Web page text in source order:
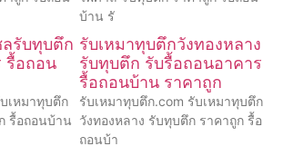
บ้าน รั
รับทุบตึก
รื้อถอน
เหมาทุบตึก
รื้อถอนบ้าน
รับเหมาทุบตึกวังทองหลาง
รับทุบตึก รับรื้อถอนอาคาร
รื้อถอนบ้าน ราคาถูก
รับเหมาทุบตึก.com รับเหมาทุบตึก
วังทองหลาง รับทุบตึก ราคาถูก รื้อ
ถอนบ้า